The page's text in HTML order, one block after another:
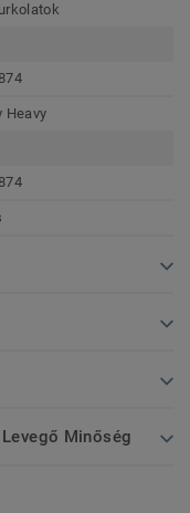
Heavy
Minőség